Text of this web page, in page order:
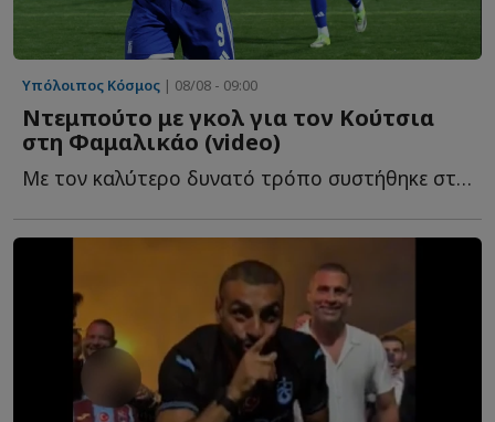
Υπόλοιπος Κόσμος | 08/08 - 09:00
Ντεμπούτο με γκολ για τον Κούτσια
στη Φαμαλικάο (video)
Με τον καλύτερο δυνατό τρόπο συστήθηκε στο πορτογαλικό π...